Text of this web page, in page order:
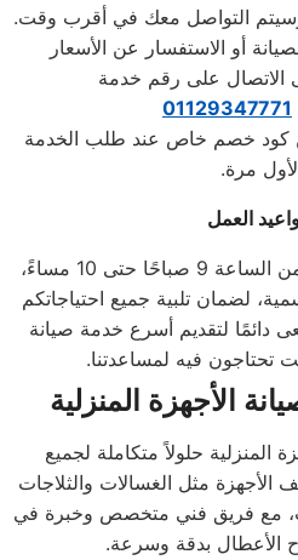
وسيتم التواصل معك في أقرب وقت.
أو الاستفسار عن الأسعار
الاتصال على رقم خدمة
01129347771
كود خصم خاص عند طلب الخدمة
لأول مرة.
العمل
نعمل طوال أيام الأسبوع من الساعة 9 صباحًا حتى 10 مساءً،
لضمان تلبية جميع احتياجاتكم
دائمًا لتقديم أسرع خدمة صيانة
فيه لمساعدتنا.
الأجهزة المنزلية
المنزلية حلولاً متكاملة لجميع
الأجهزة مثل الغسالات والثلاجات
مع فريق فني متخصص وخبرة في
الأعطال بدقة وسرعة.